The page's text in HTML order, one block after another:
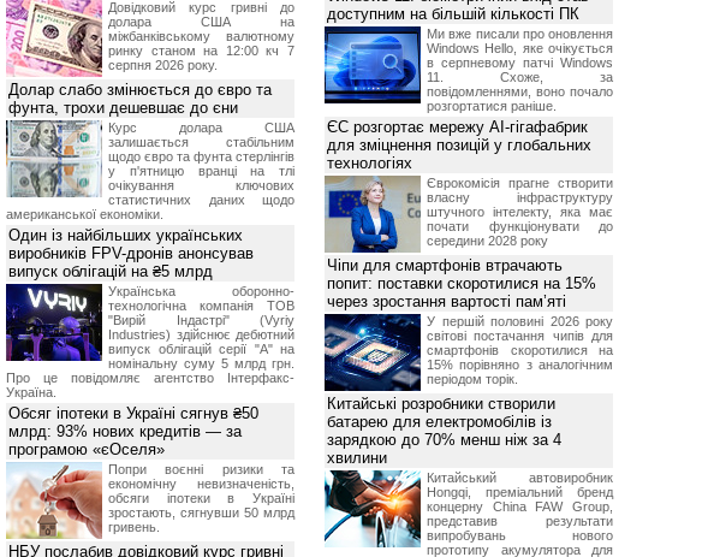
Довідковий курс гривні до
долара США на
міжбанківському валютному
ринку станом на 12:00 кч 7
серпня 2026 року.
Долар слабо змінюється до євро та
фунта, трохи дешевшає до єни
Курс долара США
залишається стабільним
щодо євро та фунта стерлінгів
у п'ятницю вранці на тлі
очікування ключових
статистичних даних щодо
американської економіки.
Один із найбільших українських
виробників FPV-дронів анонсував
випуск облігацій на ₴5 млрд
Українська оборонно-
технологічна компанія ТОВ
"Вирій Індастрі" (Vyriy
Industries) здійснює дебютний
випуск облігацій серії "А" на
номінальну суму 5 млрд грн.
Про це повідомляє агентство Інтерфакс-
Україна.
Обсяг іпотеки в Україні сягнув ₴50
млрд: 93% нових кредитів — за
програмою «єОселя»
Попри воєнні ризики та
економічну невизначеність,
обсяги іпотеки в Україні
зростають, сягнувши 50 млрд
гривень.
НБУ послабив довідковий курс гривні
доступним на більшій кількості ПК
Ми вже писали про оновлення
Windows Hello, яке очікується
в серпневому патчі Windows
11. Схоже, за
повідомленнями, воно почало
розгортатися раніше.
ЄС розгортає мережу AI-гігафабрик
для зміцнення позицій у глобальних
технологіях
Єврокомісія прагне створити
власну інфраструктуру
штучного інтелекту, яка має
почати функціонувати до
середини 2028 року
Чіпи для смартфонів втрачають
попит: поставки скоротилися на 15%
через зростання вартості пам’яті
У першій половині 2026 року
світові постачання чипів для
смартфонів скоротилися на
15% порівняно з аналогічним
періодом торік.
Китайські розробники створили
батарею для електромобілів із
зарядкою до 70% менш ніж за 4
хвилини
Китайський автовиробник
Hongqi, преміальний бренд
концерну China FAW Group,
представив результати
випробувань нового
прототипу акумулятора для